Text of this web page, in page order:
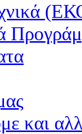
και